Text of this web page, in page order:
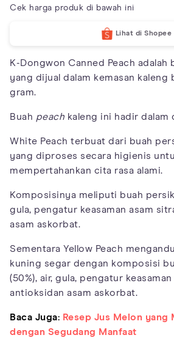
Cek harga produk di bawah ini
Lihat di Shopee
K-Dongwon Canned Peach adalah
yang dijual dalam kemasan kaleng
gram.
Buah peach kaleng ini hadir dalam
White Peach terbuat dari buah
yang diproses secara higienis
mempertahankan cita rasa alami.
Komposisinya meliputi buah
gula, pengatur keasaman asam
asam askorbat.
Sementara Yellow Peach
kuning segar dengan komposisi
(50%), air, gula, pengatur
antioksidan asam askorbat.
Baca Juga: Resep Jus Melon yang
dengan Segudang Manfaat